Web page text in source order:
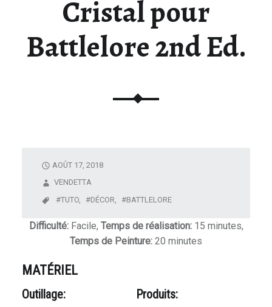
I
V
A
U
N
E
Cristal pour
Battlelore 2nd Ed.
AOÛT 17, 2018
VENDETTA
TUTO,
DÉCOR, BATTLELORE
Difficulté:Facile, Temps de réalisation:15 minutes,
Temps de Peinture: 20 minutes
MATÉRIEL
Outillage: Produits: